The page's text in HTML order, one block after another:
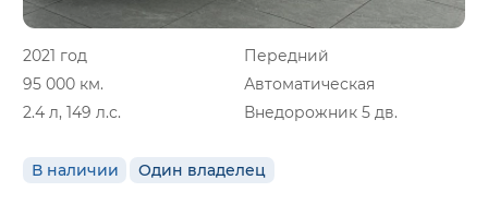
2021 год
Передний
95 000 км.
Автоматическая
2.4 л, 149 л.с.
Внедорожник 5 дв.
В наличии Один владелец